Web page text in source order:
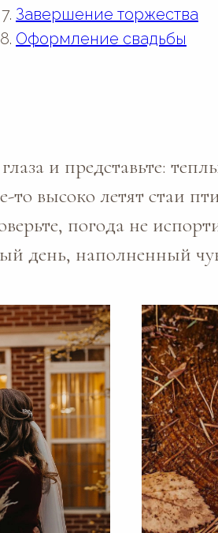
Завершение торжества
Оформление свадьбы
и представьте:
то высоко летят стаи
погода не
день, наполненный